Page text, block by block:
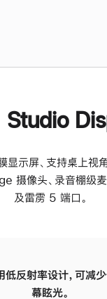
Studio
显示屏、支持桌上视
摄像头、录音棚级麦
及雷雳 5 端口。
低反射率设计，可减
幕眩光。